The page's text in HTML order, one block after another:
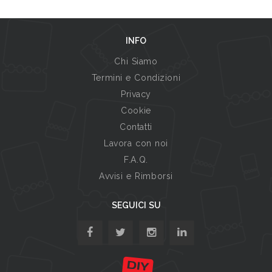
INFO
Chi Siamo
Termini e Condizioni
Privacy
Cookie
Contatti
Lavora con noi
F.A.Q.
Avvisi e Rimborsi
SEGUICI SU